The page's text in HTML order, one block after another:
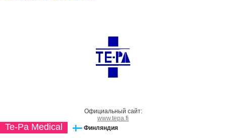
Официальный сайт:
www.tepa.fi
Te-Pa Medical Финляндия